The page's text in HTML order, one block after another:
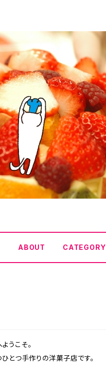
ABOUT CATEGORY
うこそ。
とつ手作りの洋菓子店です。